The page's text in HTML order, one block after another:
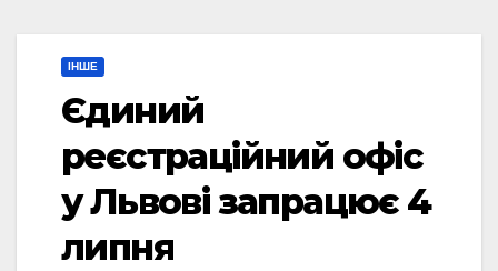
ІНШЕ
Єдиний
реєстраційний офіс
у Львові запрацює 4
липня